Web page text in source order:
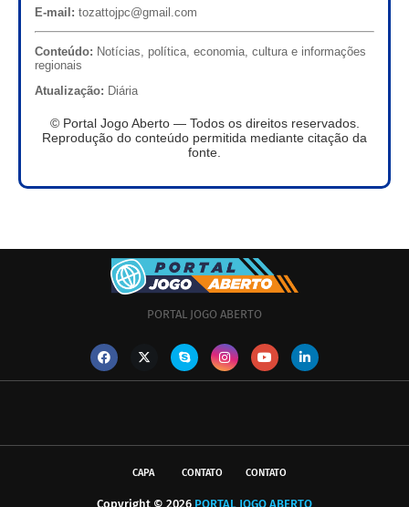
E-mail: tozattojpc@gmail.com
Conteúdo: Notícias, política, economia, cultura e informações
regionais
Atualização: Diária
© Portal Jogo Aberto — Todos os direitos reservados.
Reprodução do conteúdo permitida mediante citação da
fonte.
PORTAL JOGO ABERTO
CAPA CONTATO CONTATO
Copyright © 2026 PORTAL JOGO ABERTO